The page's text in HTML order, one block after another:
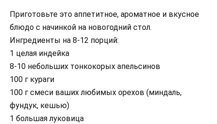
Приготовьте это аппетитное, ароматное и вкусное
блюдо с начинкой на новогодний стол.
Ингредиенты на 8-12 порций:
1 целая индейка
8-10 небольших тонкокорых апельсинов
100 г кураги
100 г смеси ваших любимых орехов (миндаль,
фундук, кешью)
1 большая луковица